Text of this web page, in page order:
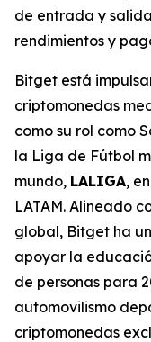
de entrada y
rendimientos y
Bitget está
criptomonedas
como su rol como
la Liga de Fútbol
mundo, LALIGA,
LATAM. Alineado
global, Bitget ha
apoyar la
de personas para
automovilismo
criptomonedas